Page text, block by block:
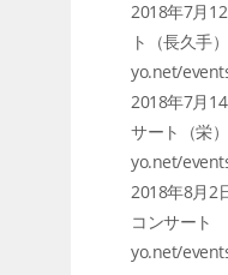
2018年7月
ト（長久手
yo.net/
2018年7月
サート（栄
yo.net/
2018年8月2
コンサート
yo.net/